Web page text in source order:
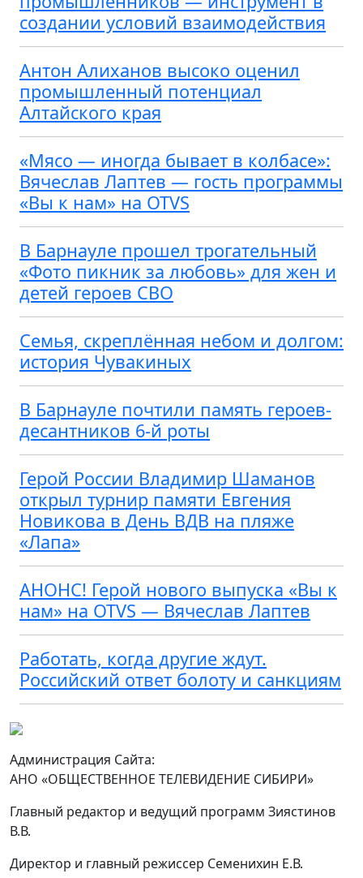
создании условий взаимодействия
Антон Алиханов высоко оценил
промышленный потенциал
Алтайского края
«Мясо — иногда бывает в колбасе»:
Вячеслав Лаптев — гость программы
«Вы к нам» на OTVS
В Барнауле прошел трогательный
«Фото пикник за любовь» для жен и
детей героев СВО
Семья, скреплённая небом и долгом:
история Чувакиных
В Барнауле почтили память героев-
десантников 6-й роты
Герой России Владимир Шаманов
открыл турнир памяти Евгения
Новикова в День ВДВ на пляже
«Лапа»
АНОНС! Герой нового выпуска «Вы к
нам» на OTVS — Вячеслав Лаптев
Работать, когда другие ждут.
Российский ответ болоту и санкциям
Администрация Сайта:
АНО «ОБЩЕСТВЕННОЕ ТЕЛЕВИДЕНИЕ СИБИРИ»
Главный редактор и ведущий программ Зиястинов
В.В.
Директор и главный режиссер Семенихин Е.В.